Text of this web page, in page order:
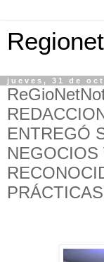
jueves, 31 de
ENTREGÓ
NEGOCIOS